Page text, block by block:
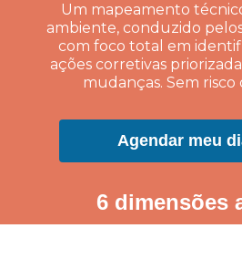
Um mapeamento
ambiente, conduzido pelos
com foco total em
ações corretivas
mudanças. Sem
Agendar meu
6 dimensões